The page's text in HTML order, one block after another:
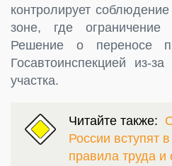
контролирует
зоне, где ограничение
Решение о переносе
Госавтоинспекцией из-
участка.
Читайте также:
России вступят
правила труда и